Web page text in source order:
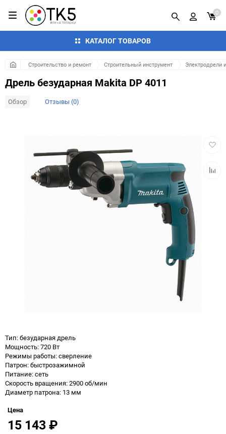
КАТАЛОГ ТОВАРОВ
0
Строительство и ремонт Строительный инструмент Электродрели
Дрель безударная Makita DP 4011
Обзор Отзывы (0)
Тип: безударная дрель
Мощность: 720 Вт
Режимы работы: сверление
Патрон: быстрозажимной
Питание: сеть
Скорость вращения: 2900 об/мин
Диаметр патрона: 13 мм
Цена
15 143 ₽